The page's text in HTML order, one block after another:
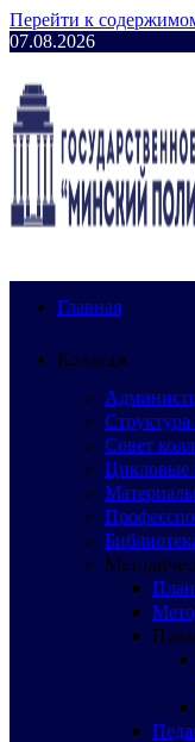
Перейти к
07.08.2026
Главная
Колледж
Структура
Совет
Цикловые